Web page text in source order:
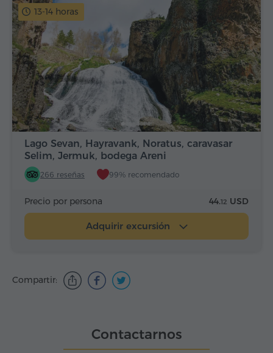
13-14 horas
Lago Sevan, Hayravank, Noratus, caravasar
Selim, Jermuk, bodega Areni
266 reseñas 99% recomendado
Precio por persona 44.12 USD
Adquirir excursión
Compartir:
Contactarnos